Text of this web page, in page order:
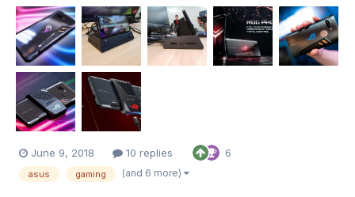
ASUS მა მობილურ სამყაროშიც გამოიჩინა თავი და წარადგინა
თავისი ROG (Republic of Gamers) სმარტფონი, რომელიც
უდაოდ უკონკურენტოა თავისი დიზა...
June 9, 2018 10 replies 6
asus gaming (and 6 more)